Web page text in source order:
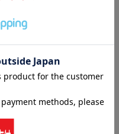
った10時間で世界史探